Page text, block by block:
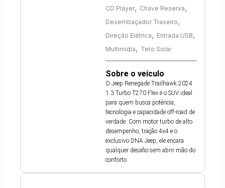
CD Player, Chave Reserva,
Desembaçador Traseiro,
Direção Elétrica, Entrada USB,
Multimídia, Teto Solar
Sobre o veículo
O Jeep Renegade Trailhawk 2024
1.3 Turbo T270 Flex é o SUV ideal
para quem busca potência,
tecnologia e capacidade off-road de
verdade. Com motor turbo de alto
desempenho, tração 4x4 e o
exclusivo DNA Jeep, ele encara
qualquer desafio sem abrir mão do
conforto.